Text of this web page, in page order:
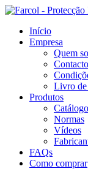
Início
Empresa
Quem
Livro de
Produtos
Catálogo
Normas
Vídeos
FAQs
Como comprar